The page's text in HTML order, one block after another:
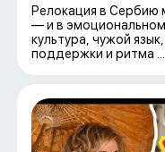
Релокация в Сербию
— и в
культура, чужой
поддержки и ритма ...